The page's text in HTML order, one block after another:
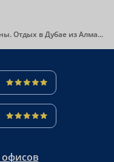
Горящие туры в Дубай из Алматы и Астаны. Отдых в Дубае из Алматы 2026
офисов